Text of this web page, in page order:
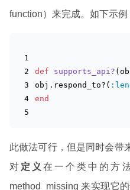
function）来完成。如下示例
def supports_api?
obj.respond_to?(
end
此做法可行，但是同时会带
对 定义在一个类中的方
method_missing 来实现它